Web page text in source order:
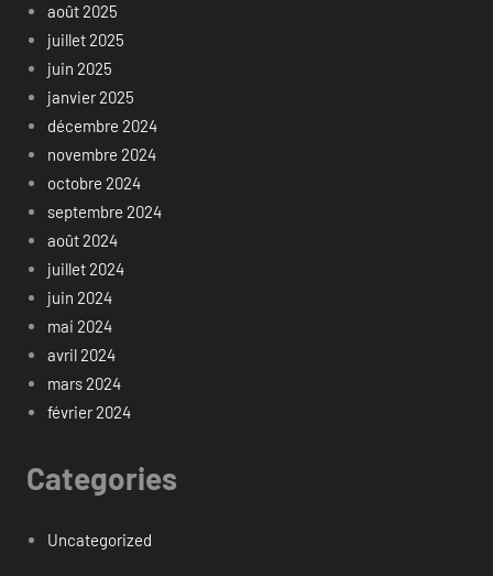
août 2025
juillet 2025
juin 2025
janvier 2025
décembre 2024
novembre 2024
octobre 2024
septembre 2024
août 2024
juillet 2024
juin 2024
mai 2024
avril 2024
mars 2024
février 2024
Categories
Uncategorized